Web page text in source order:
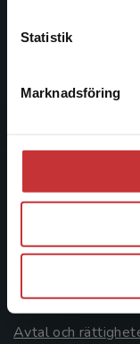
Statistik
Marknadsföring
Kundservice
046-31 21 00
Systemkrav
Allmänna
Om oss
Avtal och